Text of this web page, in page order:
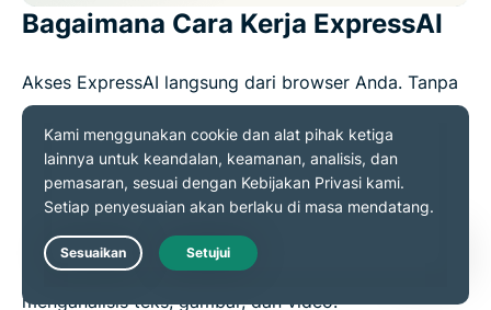
Bagaimana Cara Kerja ExpressAI
Akses ExpressAI langsung dari browser Anda. Tanpa
aplikasi, ekstensi, dan tanpa perlu download
tambahan.
Pilih di antara model AI terkemuka dalam lingkungan
yang mengutamakan privasi untuk segala sesuatu,
mulai dari menulis dan membuat kode hingga
menganalisis teks, gambar, dan video.